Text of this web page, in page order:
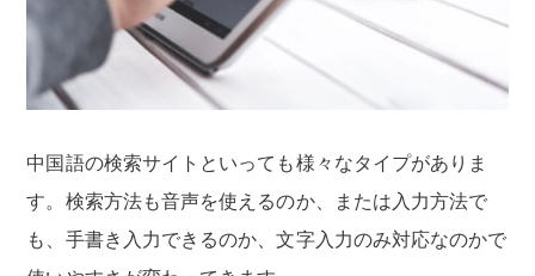
中国語の検索サイトといっても様々なタイプがありま
す。検索方法も音声を使えるのか、または入力方法で
も、手書き入力できるのか、文字入力のみ対応なのかで